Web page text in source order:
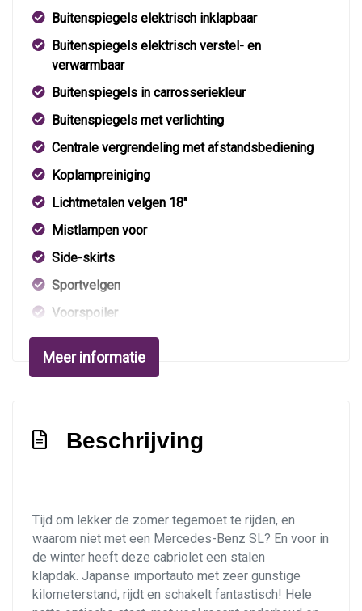
Buitenspiegels elektrisch inklapbaar
Buitenspiegels elektrisch verstel- en
verwarmbaar
Buitenspiegels in carrosseriekleur
Buitenspiegels met verlichting
Centrale vergrendeling met afstandsbediening
Koplampreiniging
Lichtmetalen velgen 18"
Mistlampen voor
Side-skirts
Sportvelgen
Voorspoiler
Windscherm
Xenon koplampen
Airco automatisch
Elektrisch verstelbare stoel(en) met geheugen
Elektrische ramen voor en achter
Lederen bekleding
Lendesteun(en) verstelbaar
Meer informatie
Beschrijving
Tijd om lekker de zomer tegemoet te rijden, en
waarom niet met een Mercedes-Benz SL? En voor in
de winter heeft deze cabriolet een stalen
klapdak. Japanse importauto met zeer gunstige
kilometerstand, rijdt en schakelt fantastisch! Hele